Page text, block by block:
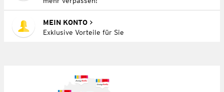
MEIN KONTO
Exklusive Vorteile für Sie